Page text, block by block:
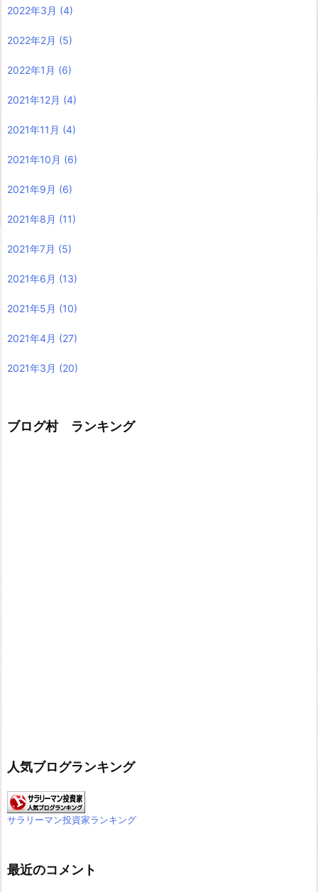
2022年3月 (4)
2022年2月 (5)
2022年1月 (6)
2021年12月 (4)
2021年11月 (4)
2021年10月 (6)
2021年9月 (6)
2021年8月 (11)
2021年7月 (5)
2021年6月 (13)
2021年5月 (10)
2021年4月 (27)
2021年3月 (20)
ブログ村 ランキング
人気ブログランキング
サラリーマン投資家ランキング
最近のコメント